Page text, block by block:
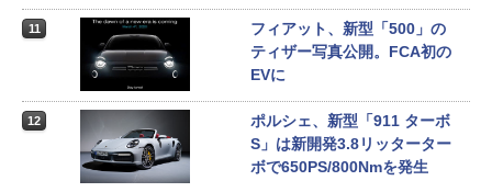
11
フィアット、新型「500」の
ティザー写真公開。FCA初の
EVに
12
ポルシェ、新型「911 ターボ
S」は新開発3.8リッターター
ボで650PS/800Nmを発生